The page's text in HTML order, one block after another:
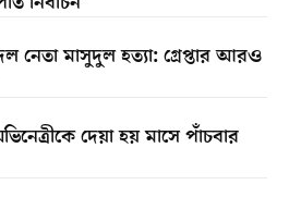
নেতা মাসুদুল হত্যা: গ্রেপ্তার আরও
দেয়া হয় মাসে পাঁচবার